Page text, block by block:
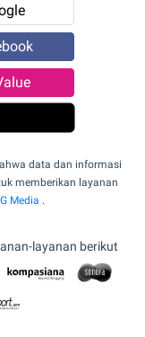
data dan informasi
memberikan layanan
Media .
layanan berikut